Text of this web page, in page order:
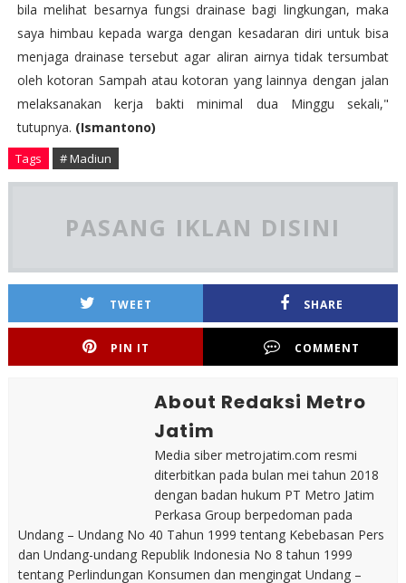
bila melihat besarnya fungsi drainase bagi lingkungan, maka
saya himbau kepada warga dengan kesadaran diri untuk bisa
menjaga drainase tersebut agar aliran airnya tidak tersumbat
oleh kotoran Sampah atau kotoran yang lainnya dengan jalan
melaksanakan kerja bakti minimal dua Minggu sekali,"
tutupnya. (Ismantono)
Tags # Madiun
PASANG IKLAN DISINI
TWEET SHARE
PIN IT COMMENT
About Redaksi Metro
Jatim
Media siber metrojatim.com resmi
diterbitkan pada bulan mei tahun 2018
dengan badan hukum PT Metro Jatim
Perkasa Group berpedoman pada
Undang – Undang No 40 Tahun 1999 tentang Kebebasan Pers
dan Undang-undang Republik Indonesia No 8 tahun 1999
tentang Perlindungan Konsumen dan mengingat Undang –